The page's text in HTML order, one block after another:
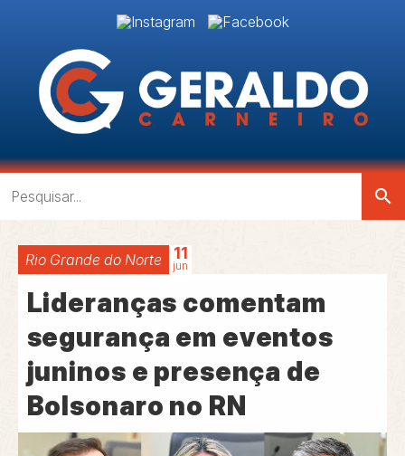
search
Rio Grande do Norte 11
jun
Lideranças comentam
segurança em eventos
juninos e presença de
Bolsonaro no RN